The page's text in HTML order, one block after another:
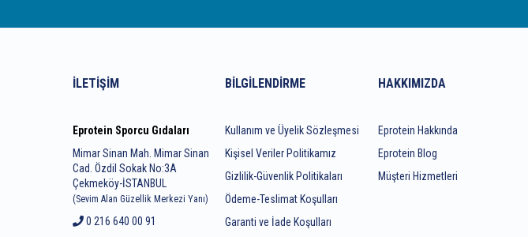
İLETIŞIM
Eprotein Sporcu Gıdaları
Mimar Sinan Mah. Mimar Sinan
Cad. Özdil Sokak No:3A
Çekmeköy-İSTANBUL
(Sevim Alan Güzellik Merkezi Yanı)
0 216 640 00 91
BILGILENDIRME
Kullanım ve Üyelik Sözleşmesi
Kişisel Veriler Politikamız
Gizlilik-Güvenlik Politikaları
Ödeme-Teslimat Koşulları
Garanti ve İade Koşulları
HAKKIMIZDA
Eprotein Hakkında
Eprotein Blog
Müşteri Hizmetleri